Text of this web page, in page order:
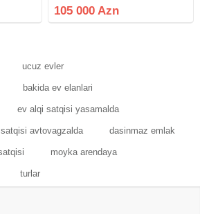
82 kv m olan Qanuni 3 otaqlı
mənzil satılır. Mənzildə Kupça var.
105 000 Azn
ucuz evler
bakida ev elanlari
ev alqi satqisi yasamalda
avtovagzalda dasinmaz emlak
moyka arendaya
turlar